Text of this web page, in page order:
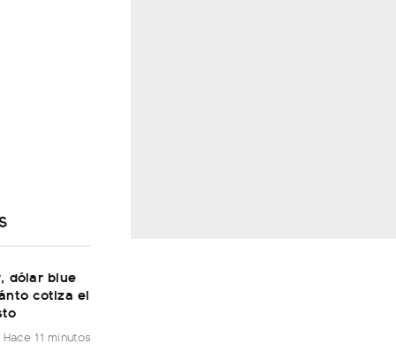
dólar blue
cotiza el
Hace 11 minutos